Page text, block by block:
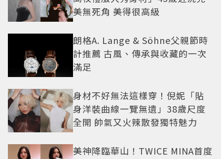
美無死角 美得很高級
朗格A. Lange & Söhne父親節時
計推薦 古風、傳承與收藏的一次
滿足
身材不好無法這樣穿！倪妮「貼
身洋裝曲線一覽無遺」38歲尺度
全開 帥氣又火辣散發獨特魅力
美神降臨華山！TWICE MINA首度